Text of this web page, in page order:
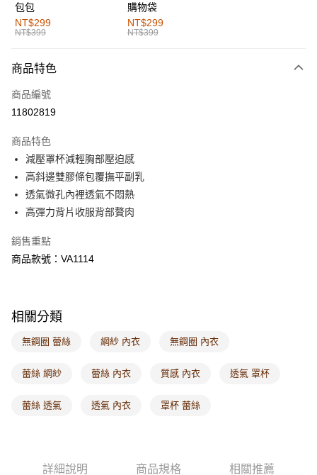
全家取貨付款
每筆NT$60，滿NT$1,000(含以上)免運費
付款後全家取貨
萊爾富取貨付款
付款後萊爾富取貨
每筆NT$60，滿NT$1,000(含以上)免運費
7-11取貨付款
每筆NT$60，滿NT$1,000(含以上)免運費
付款後7-11取貨
每筆NT$60，滿NT$1,000(含以上)免運費
每筆NT$120，滿NT$1,000(含以上)免運費
付款後門市自取
海外配送-港/澳/新/馬/泰國專屬 查看運費
海外配送-其他亞洲地區
包包
NT$299
NT$399
購物袋
NT$299
NT$399
商品特色
商品編號
11802819
商品特色
減壓罩杯減輕胸部壓迫感
高斜邊雙膠條包覆撫平副乳
透氣微孔內裡透氣不悶熱
高彈力背片收服背部贅肉
銷售重點
商品款號：VA1114
相關分類
無鋼圈 蕾絲 網紗 內衣 無鋼圈 內衣
蕾絲 網紗 蕾絲 內衣 質感 內衣 透氣 罩杯
蕾絲 透氣 透氣 內衣 罩杯 蕾絲
詳細說明 商品規格 相關推薦